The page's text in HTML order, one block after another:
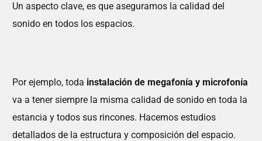
Un aspecto clave, es que aseguramos la calidad del
sonido en todos los espacios.
Por ejemplo, toda instalación de megafonía y microfonía
va a tener siempre la misma calidad de sonido en toda la
estancia y todos sus rincones. Hacemos estudios
detallados de la estructura y composición del espacio.